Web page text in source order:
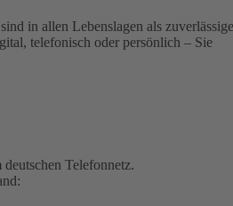
in allen Lebenslagen als
telefonisch oder persönlich – Sie
Telefonnetz.